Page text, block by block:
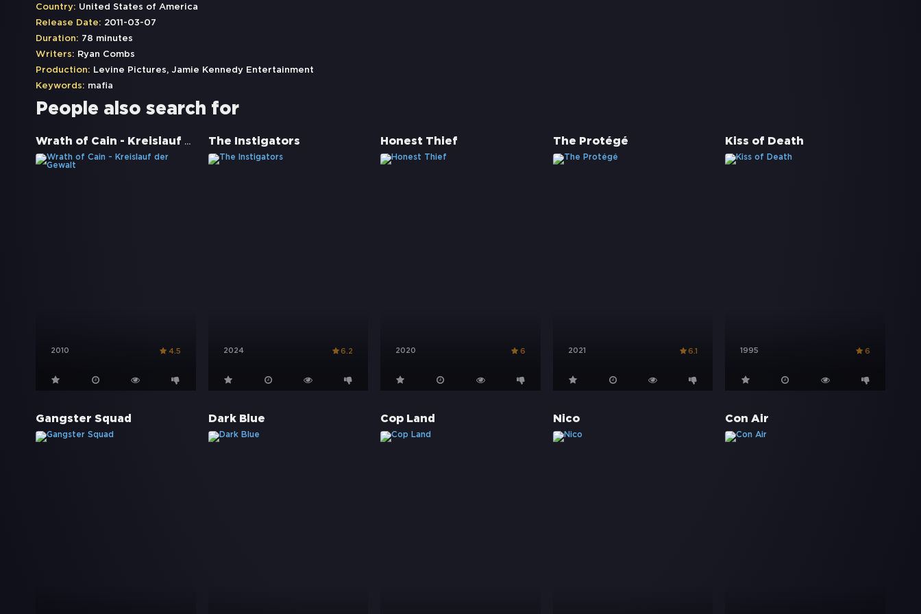
Country: United States of America
Release Date: 2011-03-07
Duration: 78 minutes
Writers: Ryan Combs
Production: Levine Pictures, Jamie Kennedy Entertainment
Keywords: mafia
People also search for
Wrath of Cain - Kreislauf der Gewalt
2010 4.5
The Instigators
2024 6.2
Honest Thief
2020 6
The Protégé
2021 6.1
Kiss of Death
1995 6
Gangster Squad Dark Blue Cop Land Nico Con Air